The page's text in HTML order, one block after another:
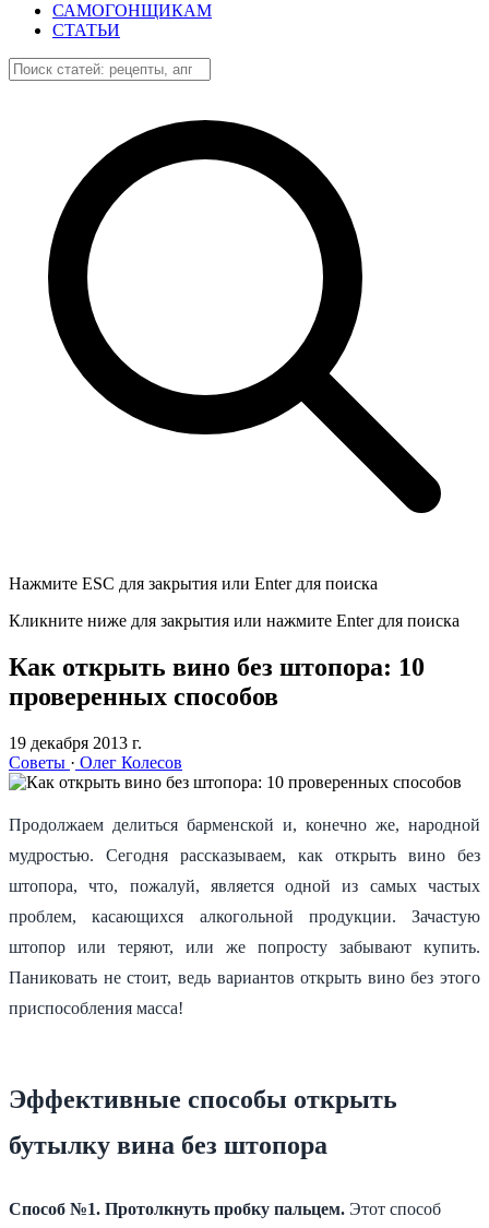
САМОГОНЩИКАМ
СТАТЬИ
Нажмите ESC для закрытия или Enter для поиска
Кликните ниже для закрытия или нажмите Enter для поиска
Как открыть вино без штопора: 10
проверенных способов
19 декабря 2013 г.
Советы · Олег Колесов
Продолжаем делиться барменской и, конечно же, народной
мудростью. Сегодня рассказываем, как открыть вино без
штопора, что, пожалуй, является одной из самых частых
проблем, касающихся алкогольной продукции. Зачастую
штопор или теряют, или же попросту забывают купить.
Паниковать не стоит, ведь вариантов открыть вино без этого
приспособления масса!
Эффективные способы открыть
бутылку вина без штопора
Способ №1. Протолкнуть пробку пальцем. Этот способ